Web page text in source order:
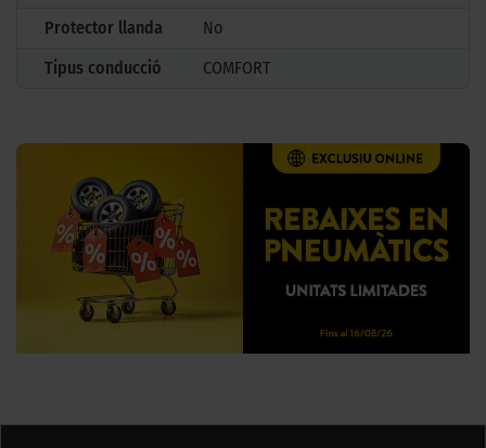
Protector llanda
No
Tipus conducció
COMFORT